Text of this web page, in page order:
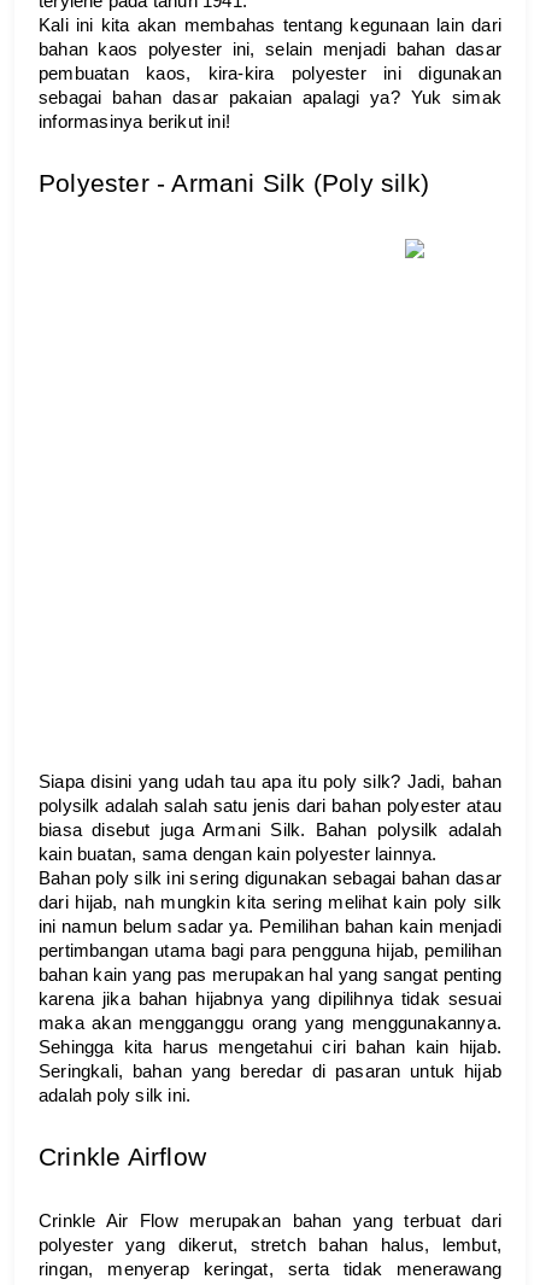
Kali ini kita akan membahas tentang kegunaan lain dari
bahan kaos polyester ini, selain menjadi bahan dasar
pembuatan kaos, kira-kira polyester ini digunakan
sebagai bahan dasar pakaian apalagi ya? Yuk simak
informasinya berikut ini!
Polyester - Armani Silk (Poly silk)
Siapa disini yang udah tau apa itu poly silk? Jadi, bahan
polysilk adalah salah satu jenis dari bahan polyester atau
biasa disebut juga Armani Silk. Bahan polysilk adalah
kain buatan, sama dengan kain polyester lainnya.
Bahan poly silk ini sering digunakan sebagai bahan dasar
dari hijab, nah mungkin kita sering melihat kain poly silk
ini namun belum sadar ya. Pemilihan bahan kain menjadi
pertimbangan utama bagi para pengguna hijab, pemilihan
bahan kain yang pas merupakan hal yang sangat penting
karena jika bahan hijabnya yang dipilihnya tidak sesuai
maka akan mengganggu orang yang menggunakannya.
Sehingga kita harus mengetahui ciri bahan kain hijab.
Seringkali, bahan yang beredar di pasaran untuk hijab
adalah poly silk ini.
Crinkle Airflow
Crinkle Air Flow merupakan bahan yang terbuat dari
polyester yang dikerut, stretch bahan halus, lembut,
ringan, menyerap keringat, serta tidak menerawang